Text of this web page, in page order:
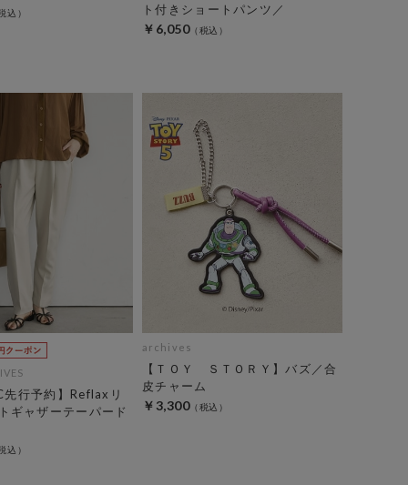
ト付きショートパンツ／
￥6,050
行予約】Reflaxリ
ギャザーテーパード
archives
【ＴＯＹ ＳＴＯＲＹ】バズ／合
皮チャーム
￥3,300